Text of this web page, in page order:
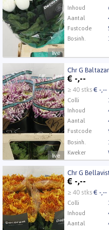
live
Inhoud
Aantal
Fustcode
Bosinh.
Kweker
live
Chr G
€ -,--
≥ 40 stks€ -,--
Colli
Inhoud
Aantal
Fustcode
Bosinh.
Kweker
Chr G Baltazar Inten
U moet ingelogd zijn
om in te loggen.
Chr G
€ -,--
≥ 40 stks€ -,--
Colli
Inhoud
Aantal
Chr G Bellavista
U moet ingelogd zijn
om in te loggen.